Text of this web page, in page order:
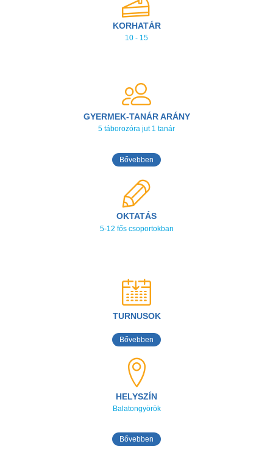
KORHATÁR
10 - 15
GYERMEK-TANÁR ARÁNY
5 táborozóra jut 1 tanár
Bővebben
OKTATÁS
5-12 fős csoportokban
TURNUSOK
Bővebben
HELYSZÍN
Balatongyörök
Bővebben